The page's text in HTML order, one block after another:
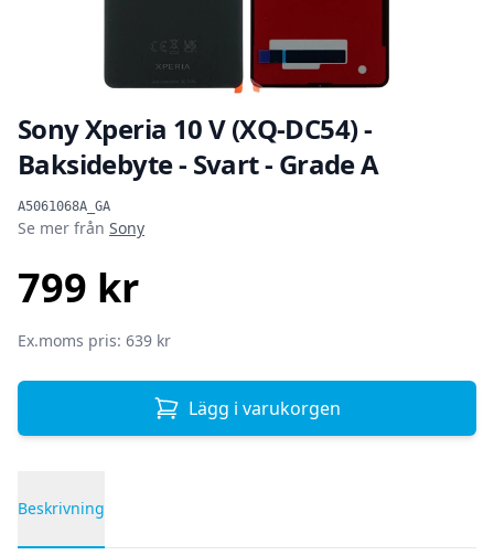
Sony Xperia 10 V (XQ-DC54) -
Baksidebyte - Svart - Grade A
A5061068A_GA
Produktinformation
Se mer från Sony
799 kr
Ex.moms pris: 639 kr
Lägg i varukorgen
Beskrivning